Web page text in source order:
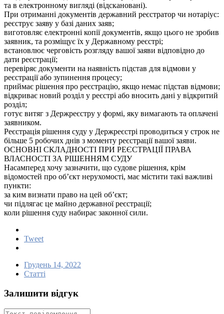
та в електронному вигляді (відскановані).
При отриманні документів державний реєстратор чи нотаріус:
реєструє заяву у базі даних заяв;
виготовляє електронні копії документів, якщо цього не зробив
заявник, та розміщує їх у Державному реєстрі;
встановлює черговість розгляду вашої заяви відповідно до
дати реєстрації;
перевіряє документи на наявність підстав для відмови у
реєстрації або зупинення процесу;
приймає рішення про реєстрацію, якщо немає підстав відмови;
відкриває новий розділ у реєстрі або вносить дані у відкритий
розділ;
готує витяг з Держреєстру у формі, яку вимагають та оплачені
заявником.
Реєстрація рішення суду у Держреєстрі проводиться у строк не
більше 5 робочих днів з моменту реєстрації вашої заяви.
ОСНОВНІ СКЛАДНОСТІ ПРИ РЕЄСТРАЦІЇ ПРАВА
ВЛАСНОСТІ ЗА РІШЕННЯМ СУДУ
Насамперед хочу зазначити, що судове рішення, крім
відомостей про об’єкт нерухомості, має містити такі важливі
пункти:
за ким визнати право на цей об’єкт;
чи підлягає це майно державної реєстрації;
коли рішення суду набирає законної сили.
Tweet
Грудень 14, 2022
Статті
Залишити відгук